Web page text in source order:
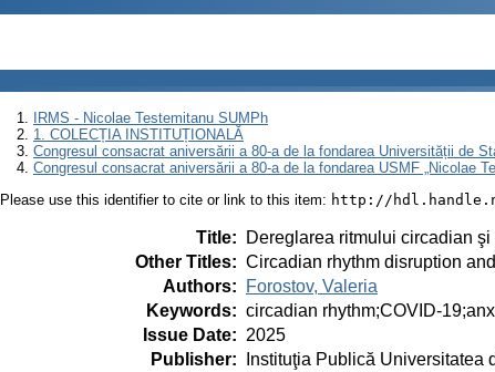
IRMS - Nicolae Testemitanu SUMPh
1. COLECȚIA INSTITUȚIONALĂ
Congresul consacrat aniversării a 80-a de la fondarea Universității de
Congresul consacrat aniversării a 80-a de la fondarea USMF „Nicolae
Please use this identifier to cite or link to this item: http://
Title:
Dereglarea ritmului circadian
Other Titles: Circadian rhythm disruption
Authors:
Forostov, Valeria
Keywords: circadian rhythm;COVID-
Issue Date: 2025
Publisher:
Instituţia Publică Universitatea